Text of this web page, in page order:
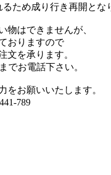
ため成り行き再開とな
物はできませんが、
おりますので
文を承ります。
でお電話下さい。
をお願いいたします。
789